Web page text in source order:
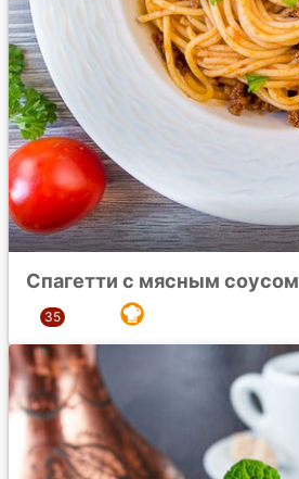
Спагетти с мясным соусом